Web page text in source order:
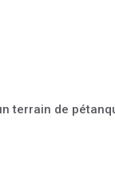
terrain de